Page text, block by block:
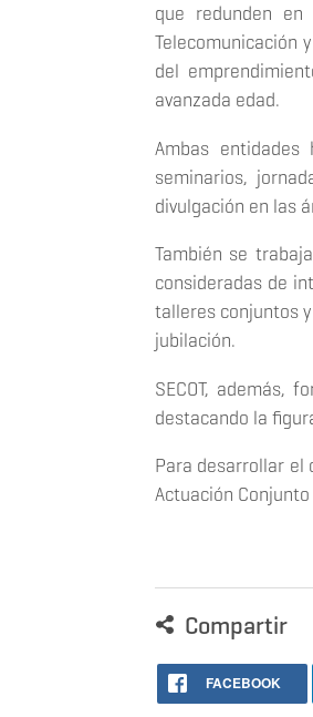
que redunden
Telecomunicación
del
avanzada edad.
Ambas
seminarios,
divulgación en las
También se
consideradas de
talleres conjuntos
jubilación.
SECOT, además,
destacando la
Para desarrollar el
Actuación
Compartir
FACEBOOK